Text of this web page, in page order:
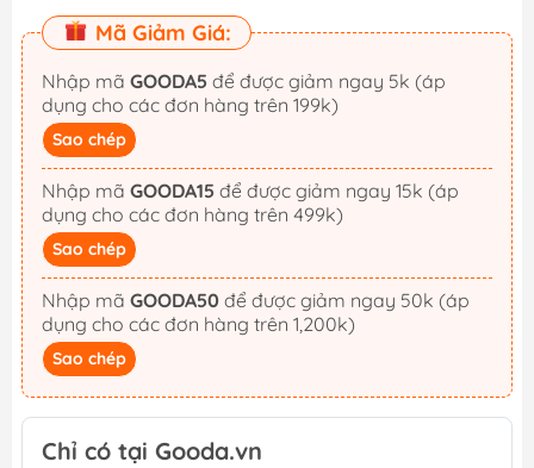
Mã Giảm Giá:
Nhập mã GOODA5
dụng cho các đơn hàng trên 199k)
Sao chép
Nhập mã GOODA15
dụng cho các đơn hàng trên 499k)
Sao chép
Nhập mã GOODA50
dụng cho các đơn hàng trên 1,200k)
Sao chép
Chỉ có tại Gooda.vn